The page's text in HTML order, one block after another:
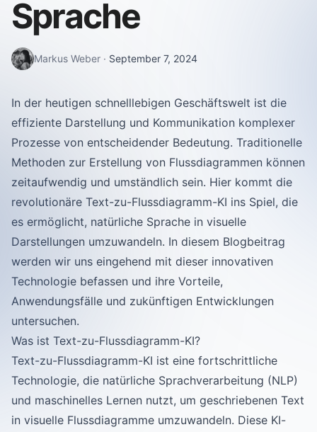
Sprache
Markus Weber · September 7, 2024
In der heutigen schnelllebigen Geschäftswelt ist die
effiziente Darstellung und Kommunikation komplexer
Prozesse von entscheidender Bedeutung. Traditionelle
Methoden zur Erstellung von Flussdiagrammen können
zeitaufwendig und umständlich sein. Hier kommt die
revolutionäre Text-zu-Flussdiagramm-KI ins Spiel, die
es ermöglicht, natürliche Sprache in visuelle
Darstellungen umzuwandeln. In diesem Blogbeitrag
werden wir uns eingehend mit dieser innovativen
Technologie befassen und ihre Vorteile,
Anwendungsfälle und zukünftigen Entwicklungen
untersuchen.
Was ist Text-zu-Flussdiagramm-KI?
Text-zu-Flussdiagramm-KI ist eine fortschrittliche
Technologie, die natürliche Sprachverarbeitung (NLP)
und maschinelles Lernen nutzt, um geschriebenen Text
in visuelle Flussdiagramme umzuwandeln. Diese KI-